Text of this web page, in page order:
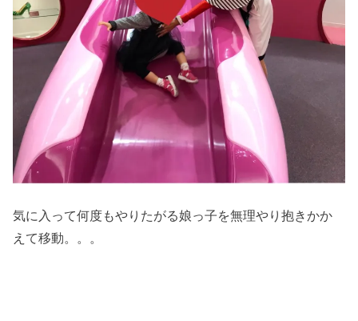
気に入って何度もやりたがる娘っ子を無理やり抱きかか
えて移動。。。